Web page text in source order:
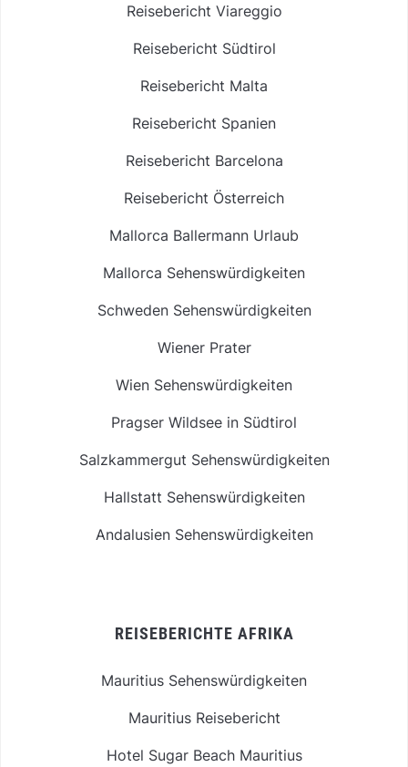
Reisebericht Viareggio
Reisebericht Südtirol
Reisebericht Malta
Reisebericht Spanien
Reisebericht Barcelona
Reisebericht Österreich
Mallorca Ballermann Urlaub
Mallorca Sehenswürdigkeiten
Schweden Sehenswürdigkeiten
Wiener Prater
Wien Sehenswürdigkeiten
Pragser Wildsee in Südtirol
Salzkammergut Sehenswürdigkeiten
Hallstatt Sehenswürdigkeiten
Andalusien Sehenswürdigkeiten
REISEBERICHTE AFRIKA
Mauritius Sehenswürdigkeiten
Mauritius Reisebericht
Hotel Sugar Beach Mauritius